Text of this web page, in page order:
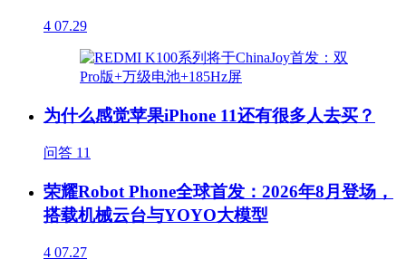
4 07.29
为什么感觉苹果iPhone 11还有很多人去买？
问答 11
荣耀Robot Phone全球首发：2026年8月登场，
搭载机械云台与YOYO大模型
4 07.27